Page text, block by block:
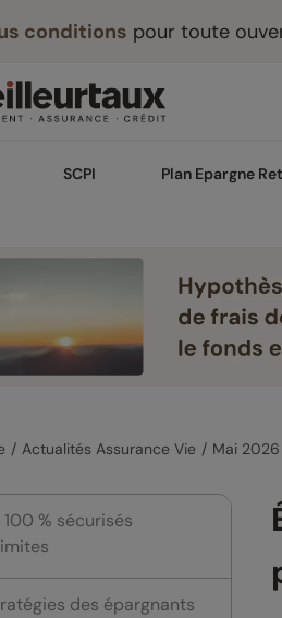
conditions pour toute
SCPI Plan Epargne
Actualités Assurance Vie Mai 2026
% sécurisés
des épargnants